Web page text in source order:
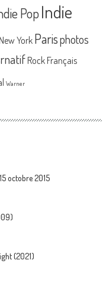
PopIndie
New York Parisphotos
Rock Français
Warner
octobre 2015
(2021)